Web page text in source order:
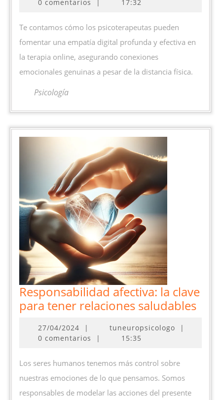
empatía
digital
la
terapia
0 comentarios
| 17:32
Te contamos cómo los psicoterapeutas pueden
fomentar una empatía digital profunda y efectiva en
la terapia online, asegurando conexiones
emocionales genuinas a pesar de la distancia física.
Psicología
Responsabilidad afectiva: la clave
para tener relaciones saludables
27/04/202427/04/2024
| tuneuropsicologo
|
0 comentarios
| 15:35
Los seres humanos tenemos más control sobre
nuestras emociones de lo que pensamos. Somos
responsables de modelar las acciones del presente